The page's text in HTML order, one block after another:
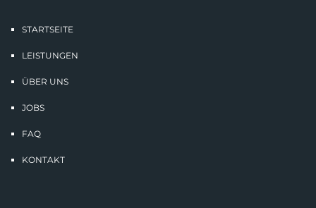
STARTSEITE
LEISTUNGEN
ÜBER UNS
JOBS
FAQ
KONTAKT